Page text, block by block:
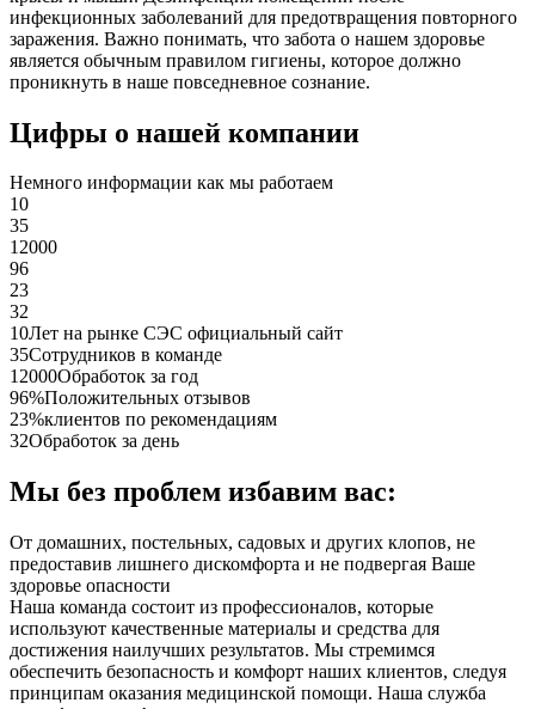
инфекционных заболеваний для предотвращения повторного
заражения. Важно понимать, что забота о нашем здоровье
является обычным правилом гигиены, которое должно
проникнуть в наше повседневное сознание.
Цифры о нашей компании
Немного информации как мы работаем
10
35
12000
96
23
32
10Лет на рынке СЭС официальный сайт
35Сотрудников в команде
12000Обработок за год
96%Положительных отзывов
23%клиентов по рекомендациям
32Обработок за день
Мы без проблем избавим вас:
От домашних, постельных, садовых и других клопов, не
предоставив лишнего дискомфорта и не подвергая Ваше
здоровье опасности
Наша команда состоит из профессионалов, которые
используют качественные материалы и средства для
достижения наилучших результатов. Мы стремимся
обеспечить безопасность и комфорт наших клиентов, следуя
принципам оказания медицинской помощи. Наша служба